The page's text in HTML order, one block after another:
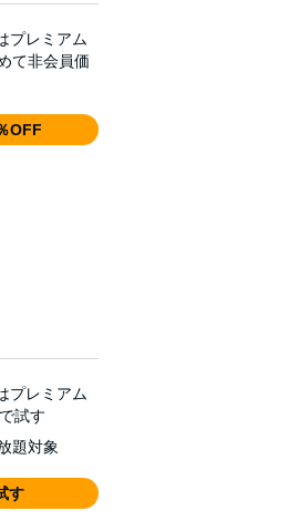
プレミアム
て非会員価
OFF
プレミアム
試す
題対象
す